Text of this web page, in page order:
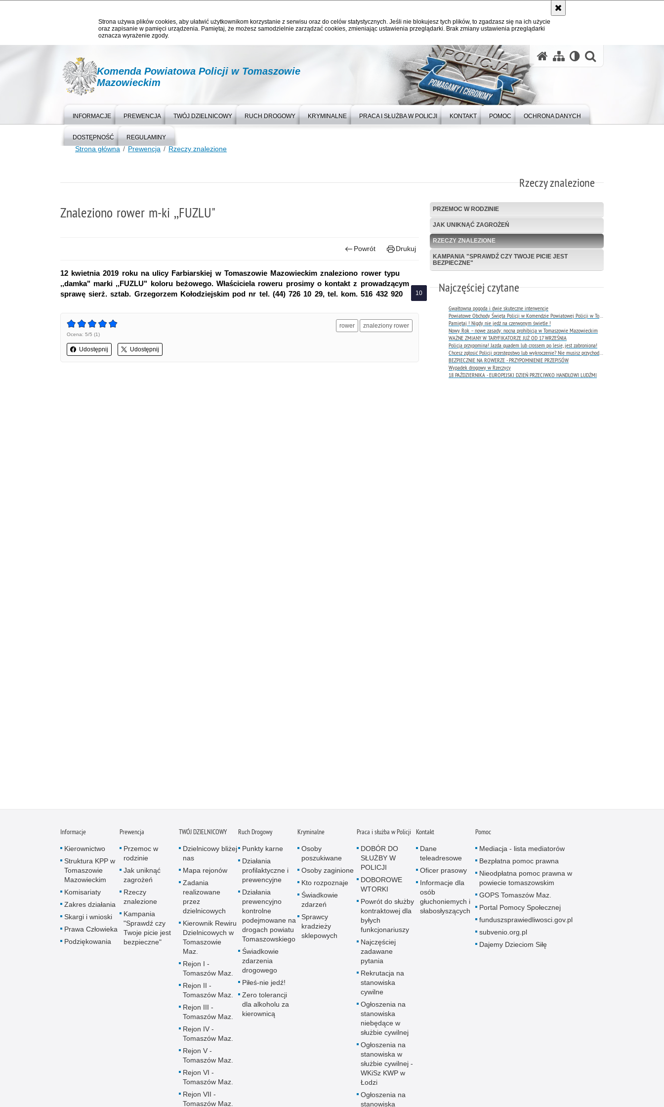
Strona używa plików cookies, aby ułatwić użytkownikom korzystanie z serwisu oraz do celów statystycznych. Jeśli nie blokujesz tych plików, to zgadzasz się na ich użycie
oraz zapisanie w pamięci urządzenia. Pamiętaj, że możesz samodzielnie zarządzać cookies, zmieniając ustawienia przeglądarki. Brak zmiany ustawienia przeglądarki
oznacza wyrażenie zgody.
Komenda Powiatowa Policji w Tomaszowie
Mazowieckim
INFORMACJE PREWENCJA TWÓJ DZIELNICOWY RUCH DROGOWY KRYMINALNE PRACA I SŁUŻBA W POLICJI KONTAKT POMOC OCHRONA DANYCH
DOSTĘPNOŚĆ REGULAMINY
Strona główna Prewencja Rzeczy znalezione
Rzeczy znalezione
Znaleziono rower m-ki ,,FUZLU"
Powrót Drukuj
12 kwietnia 2019 roku na ulicy Farbiarskiej w Tomaszowie Mazowieckim znaleziono rower typu
,,damka" marki ,,FUZLU" koloru beżowego. Właściciela roweru prosimy o kontakt z prowadzącym
sprawę sierż. sztab. Grzegorzem Kołodziejskim pod nr tel. (44) 726 10 29, tel. kom. 516 432 920
Ocena: 5/5 (1)
Udostępnij Udostępnij
rower znaleziony rower
PRZEMOC W RODZINIE
JAK UNIKNĄĆ ZAGROŻEŃ
RZECZY ZNALEZIONE
KAMPANIA "SPRAWDŹ CZY TWOJE PICIE JEST
BEZPIECZNE"
Najczęściej czytane
Gwałtowna pogoda i dwie skuteczne interwencje
Powiatowe Obchody Święta Policji w Komendzie Powiatowej Policji w Tomaszowie Mazowieckim
Pamiętaj ! Nigdy nie jedź na czerwonym świetle !
Nowy Rok – nowe zasady: nocna prohibicja w Tomaszowie Mazowieckim
WAŻNE ZMIANY W TARYFIKATORZE JUŻ OD 17 WRZEŚNIA
Policja przypomina! Jazda quadem lub crossem po lesie, jest zabroniona!
Chcesz zgłosić Policji przestępstwo lub wykroczenie? Nie musisz przychodzić do komendy !
BEZPIECZNIE NA ROWERZE - PRZYPOMNIENIE PRZEPISÓW
Wypadek drogowy w Rzeczycy
18 PAŹDZIERNIKA - EUROPEJSKI DZIEŃ PRZECIWKO HANDLOWI LUDŹMI
Informacje
Kierownictwo
Struktura KPP w
Tomaszowie
Mazowieckim
Komisariaty
Zakres działania
Skargi i wnioski
Prawa Człowieka
Podziękowania
Prewencja
Przemoc w
rodzinie
Jak uniknąć
zagrożeń
Rzeczy
znalezione
Kampania
"Sprawdź czy
Twoje picie jest
bezpieczne"
TWÓJ DZIELNICOWY
Dzielnicowy bliżej
nas
Mapa rejonów
Zadania
realizowane
przez
dzielnicowych
Kierownik Rewiru
Dzielnicowych w
Tomaszowie
Maz.
Rejon I -
Tomaszów Maz.
Rejon II -
Tomaszów Maz.
Rejon III -
Tomaszów Maz.
Rejon IV -
Tomaszów Maz.
Rejon V -
Tomaszów Maz.
Rejon VI -
Tomaszów Maz.
Rejon VII -
Tomaszów Maz.
Ruch Drogowy
Punkty karne
Działania
profilaktyczne i
prewencyjne
Działania
prewencyjno
kontrolne
podejmowane na
drogach powiatu
Tomaszowskiego
Świadkowie
zdarzenia
drogowego
Piłeś-nie jedź!
Zero tolerancji
dla alkoholu za
kierownicą
Kryminalne
Osoby
poszukiwane
Osoby zaginione
Kto rozpoznaje
Świadkowie
zdarzeń
Sprawcy
kradzieży
sklepowych
Praca i służba w Policji
DOBÓR DO
SŁUŻBY W
POLICJI
DOBOROWE
WTORKI
Powrót do służby
kontraktowej dla
byłych
funkcjonariuszy
Najczęściej
zadawane
pytania
Rekrutacja na
stanowiska
cywilne
Ogłoszenia na
stanowiska
niebędące w
służbie cywilnej
Ogłoszenia na
stanowiska w
służbie cywilnej -
WKiSz KWP w
Łodzi
Ogłoszenia na
stanowiska
Kontakt
Dane
teleadresowe
Oficer prasowy
Informacje dla
osób
głuchoniemych i
słabosłyszących
Pomoc
Mediacja - lista mediatorów
Bezpłatna pomoc prawna
Nieodpłatna pomoc prawna w
powiecie tomaszowskim
GOPS Tomaszów Maz.
Portal Pomocy Społecznej
funduszsprawiedliwosci.gov.pl
subvenio.org.pl
Dajemy Dzieciom Siłę